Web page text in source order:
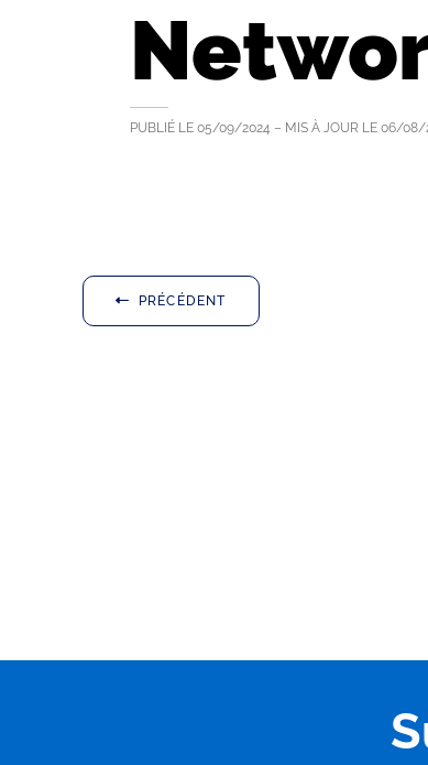
PUBLIÉ LE 05/09/2024 – MIS À JOUR LE 06/08/
PRÉCÉDENT